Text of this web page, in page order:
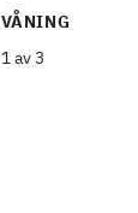
VÅNING
1 av 3